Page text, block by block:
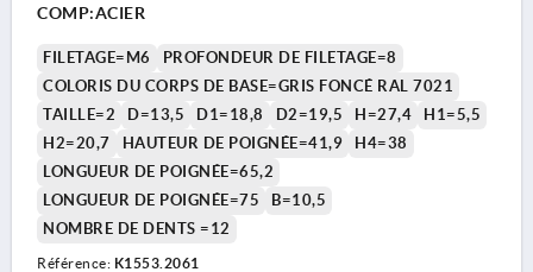
COMP:ACIER
FILETAGE=M6
PROFONDEUR DE FILETAGE=8
COLORIS DU CORPS DE BASE=GRIS FONCÉ RAL 7021
TAILLE=2
D=13,5 D1=18,8 D2=19,5 H=27,4
H1=5,5
H2=20,7
HAUTEUR DE POIGNÉE=41,9
H4=38
LONGUEUR DE POIGNÉE=65,2
LONGUEUR DE POIGNÉE=75
B=10,5
NOMBRE DE DENTS =12
Référence: K1553.2061